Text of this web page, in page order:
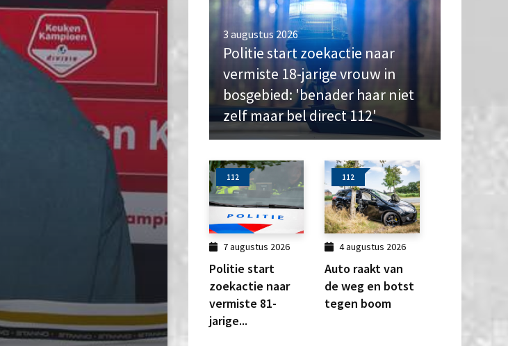
3 augustus 2026
Politie start zoekactie naar
vermiste 18-jarige vrouw in
bosgebied: 'benader haar niet
zelf maar bel direct 112'
112
7 augustus 2026
Politie start
zoekactie naar
vermiste 81-
jarige...
112
4 augustus 2026
Auto raakt van
de weg en botst
tegen boom